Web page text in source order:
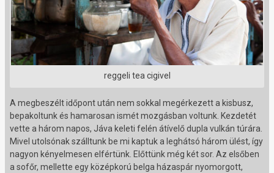
reggeli tea cigivel
A megbeszélt időpont után nem sokkal megérkezett a kisbusz,
bepakoltunk és hamarosan ismét mozgásban voltunk. Kezdetét
vette a három napos, Jáva keleti felén átívelő dupla vulkán túrára.
Mivel utolsónak szálltunk be mi kaptuk a leghátsó három ülést, így
nagyon kényelmesen elfértünk. Előttünk még két sor. Az elsőben
a sofőr, mellette egy középkorú belga házaspár nyomorgott,